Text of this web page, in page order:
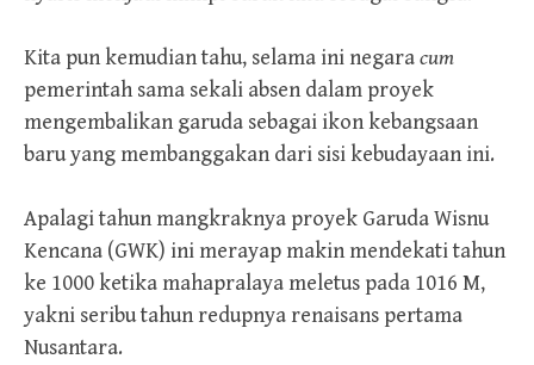
Kita pun kemudian tahu, selama ini negaracum
pemerintah sama sekali absen dalam proyek
mengembalikan garuda sebagai ikon kebangsaan
baru yang membanggakan dari sisi kebudayaan ini.
Apalagi tahun mangkraknya proyek Garuda Wisnu
Kencana (GWK) ini merayap makin mendekati tahun
ke 1000 ketika mahapralaya meletus pada 1016 M,
yakni seribu tahun redupnya renaisans pertama
Nusantara.